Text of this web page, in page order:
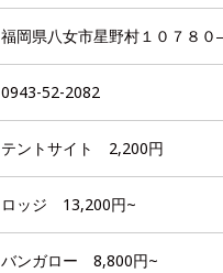
福岡県八女市星野村１０７８
0943-52-2082
テントサイト 2,200円
ロッジ 13,200円~
バンガロー 8,800円~